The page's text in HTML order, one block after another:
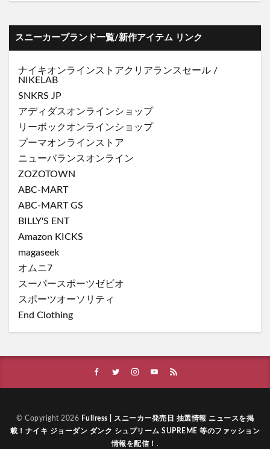
スニーカーブランド一覧/新作アイテム リンク
ナイキオンラインストアクリアランスセール /
NIKELAB
SNKRS JP
アディダスオンラインショップ
リーボックオンラインショップ
プーマオンラインストア
ニューバランスオンライン
ZOZOTOWN
ABC-MART
ABC-MART GS
BILLY'S ENT
Amazon KICKS
magaseek
オムニ7
スーパースポーツゼビオ
スポーツオーソリティ
End Clothing
© Copyright 2026 Fullress | スニーカー発売日 抽選情報 ニュースを掲
載！ナイキ ジョーダン ダンク シュプリーム SUPREME 等のファッション
情報を配信！ .